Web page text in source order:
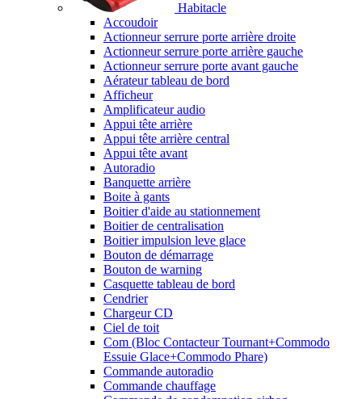
Habitacle
Accoudoir
Actionneur serrure porte arrière droite
Actionneur serrure porte arrière gauche
Actionneur serrure porte avant gauche
Aérateur tableau de bord
Afficheur
Amplificateur audio
Appui tête arrière
Appui tête arrière central
Appui tête avant
Autoradio
Banquette arrière
Boite à gants
Boitier d'aide au stationnement
Boitier de centralisation
Boitier impulsion leve glace
Bouton de démarrage
Bouton de warning
Casquette tableau de bord
Cendrier
Chargeur CD
Ciel de toit
Com (Bloc Contacteur Tournant+Commodo
Essuie Glace+Commodo Phare)
Commande autoradio
Commande chauffage